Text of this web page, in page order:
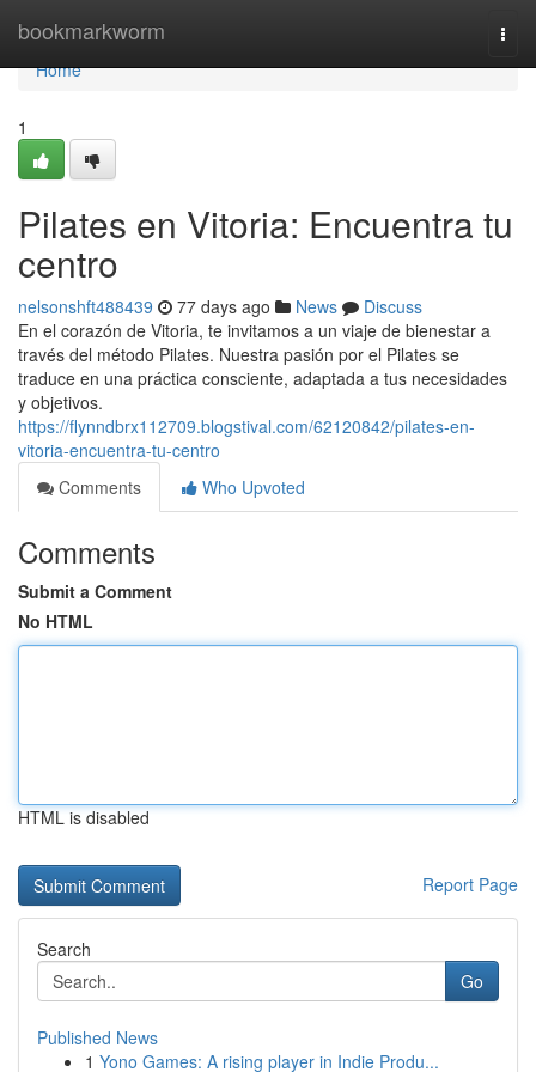
bookmarkworm
Home
Home
1
Pilates en Vitoria: Encuentra tu
centro
nelsonshft488439 77 days ago News
Discuss
En el corazón de Vitoria, te invitamos a un viaje de bienestar a
través del método Pilates. Nuestra pasión por el Pilates se
traduce en una práctica consciente, adaptada a tus necesidades
y objetivos.
https://flynndbrx112709.blogstival.com/62120842/pilates-en-
vitoria-encuentra-tu-centro
Comments
Who Upvoted
Comments
Submit a Comment
No HTML
HTML is disabled
Report Page
Search
Go
Published News
1 Yono Games: A rising player in Indie Produ...